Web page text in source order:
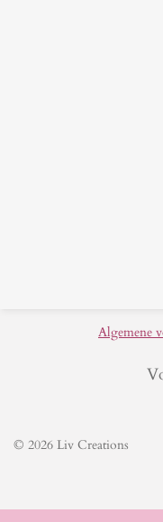
Algemene
© 2026 Liv Creations